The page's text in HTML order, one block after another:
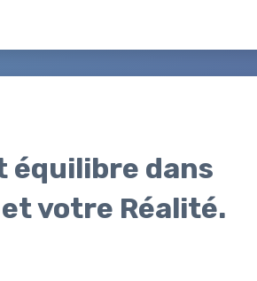
équilibre dans
votre Réalité.